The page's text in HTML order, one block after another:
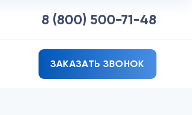
8 (800) 500-71-48
ЗАКАЗАТЬ ЗВОНОК